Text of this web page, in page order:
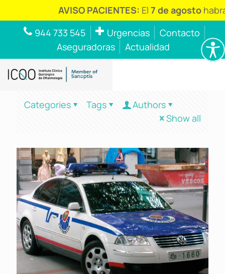
AVISO PACIENTES:El7 de agostohabrá
944 733 545
Urgencias
Contacto
Aseguradoras
Actualidad
Categories Tags
Authors
Show all